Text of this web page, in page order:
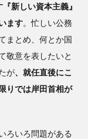
新しい資本主義』
ます。忙しい公務
まとめ、何とか国
敬意を表したいと
が、就任直後にこ
りでは岸田首相が
ろいろ問題がある